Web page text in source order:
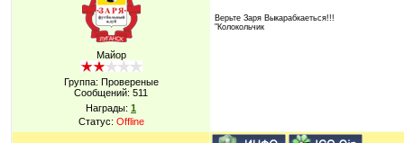
Майор
Группа: Провереные
Сообщений: 511
Награды: 1
Статус: Offline
Верьте Заря Выкарабкаеться!!!
"Колокольчик